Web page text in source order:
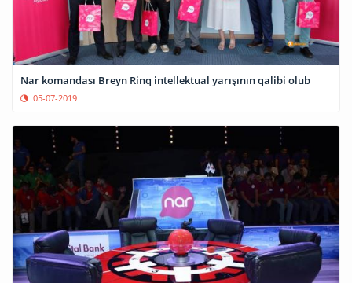
Nar komandası Breyn Rinq intellektual yarışının qalibi olub
05-07-2019